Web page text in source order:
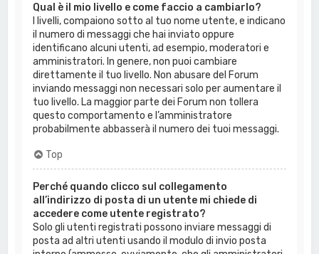
Qual è il mio livello e come faccio a cambiarlo?
I livelli, compaiono sotto al tuo nome utente, e indicano
il numero di messaggi che hai inviato oppure
identificano alcuni utenti, ad esempio, moderatori e
amministratori. In genere, non puoi cambiare
direttamente il tuo livello. Non abusare del Forum
inviando messaggi non necessari solo per aumentare il
tuo livello. La maggior parte dei Forum non tollera
questo comportamento e l’amministratore
probabilmente abbasserà il numero dei tuoi messaggi.
Top
Perché quando clicco sul collegamento
all’indirizzo di posta di un utente mi chiede di
accedere come utente registrato?
Solo gli utenti registrati possono inviare messaggi di
posta ad altri utenti usando il modulo di invio posta